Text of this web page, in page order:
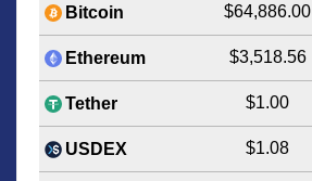
Bitcoin $64,886.00
Ethereum $3,518.56
Tether $1.00
USDEX $1.08